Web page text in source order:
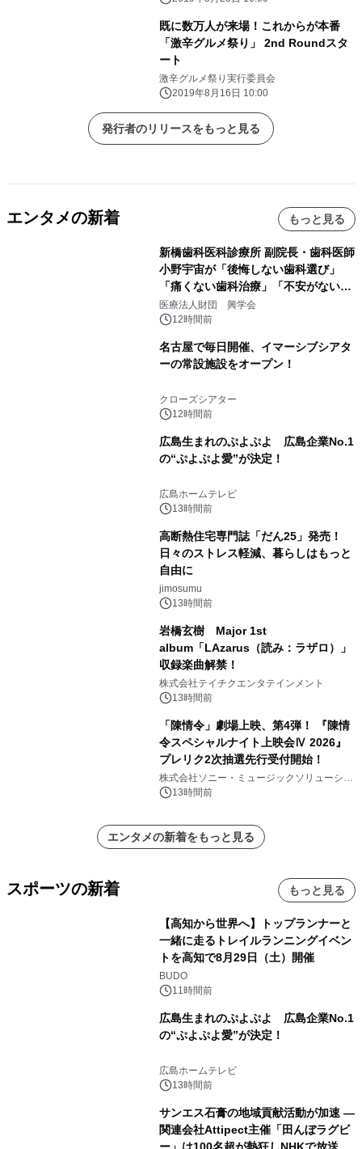
既に数万人が来場！これからが本番
「激辛グルメ祭り」 2nd Roundスタ
ート
激辛グルメ祭り実行委員会
2019年8月16日 10:00
発行者のリリースをもっと見る
エンタメの新着 もっと見る
新橋歯科医科診療所 副院長・歯科医師
小野宇宙が「後悔しない歯科選び」
「痛くない歯科治療」「不安がない治
療計画」をテーマに専門監修
医療法人財団 興学会
12時間前
名古屋で毎日開催、イマーシブシアタ
ーの常設施設をオープン！
クローズシアター
12時間前
広島生まれのぷよぷよ 広島企業No.1
の“ぷよぷよ愛”が決定！
広島ホームテレビ
13時間前
高断熱住宅専門誌「だん25」発売！
日々のストレス軽減、暮らしはもっと
自由に
jimosumu
13時間前
岩橋玄樹 Major 1st
album「LAzarus（読み：ラザロ）」
収録楽曲解禁！
株式会社テイチクエンタテインメント
13時間前
「陳情令」劇場上映、第4弾！ 『陳情
令スペシャルナイト上映会Ⅳ 2026』
プレリク2次抽選先行受付開始！
株式会社ソニー・ミュージックソリューショ
ンズ13時間前
エンタメの新着をもっと見る
スポーツの新着 もっと見る
【高知から世界へ】トップランナーと
一緒に走るトレイルランニングイベン
トを高知で8月29日（土）開催
BUDO
11時間前
広島生まれのぷよぷよ 広島企業No.1
の“ぷよぷよ愛”が決定！
広島ホームテレビ
13時間前
サンエス石膏の地域貢献活動が加速 ―
関連会社Attipect主催「田んぼラグビ
ー」は100名超が熱狂しNHKで放送さ